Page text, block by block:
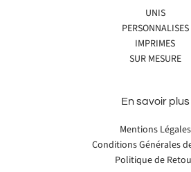
UNIS
PERSONNALISES
IMPRIMES
SUR MESURE
En savoir plus
Mentions Légales
Conditions Générales
Politique de